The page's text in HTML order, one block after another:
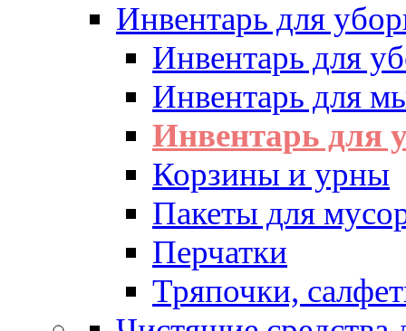
Инвентарь для
Инвентарь для
Инвентарь для
Инвентарь для
Корзины и урны
Пакеты для
Перчатки
Тряпочки,